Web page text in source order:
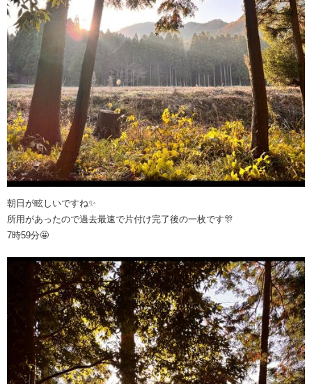
朝日が眩しいですね✨
所用があったので過去最速で片付け完了後の一枚です🎊
7時59分🤩